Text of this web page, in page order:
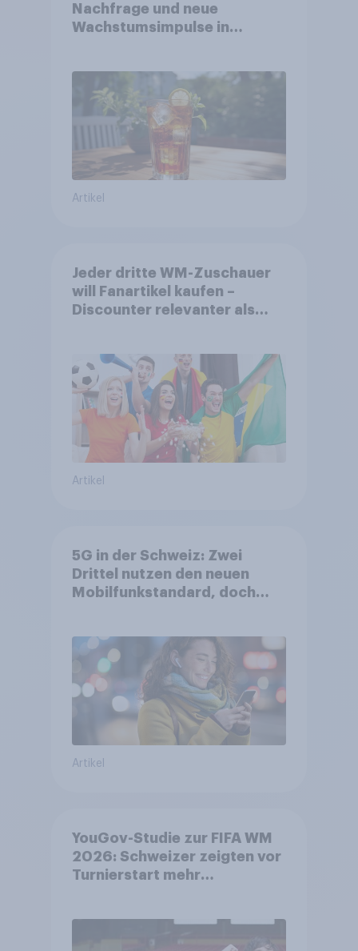
Nachfrage und neue
Wachstumsimpulse in
Artikel
Jeder dritte WM-Zuschauer
will Fanartikel kaufen –
Discounter relevanter als
Artikel
5G in der Schweiz: Zwei
Drittel nutzen den neuen
Mobilfunkstandard, doch
Artikel
YouGov-Studie zur FIFA WM
2026: Schweizer zeigten vor
Turnierstart mehr